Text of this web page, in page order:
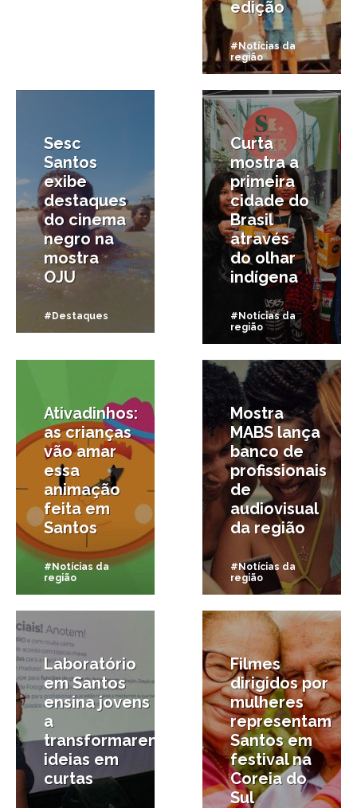
edição
#Notícias da
região
Sesc
Santos
exibe
destaques
do cinema
negro na
mostra
OJU
#Destaques
30/08/2025
Curta
mostra a
primeira
cidade do
Brasil
através
do olhar
indígena
#Notícias da
região
Ativadinhos:
as crianças
vão amar
essa
animação
feita em
Santos
#Notícias da
região
22/08/2025
Mostra
MABS lança
banco de
profissionais
de
audiovisual
da região
#Notícias da
região
14/08/2025
Laboratório
em Santos
ensina jovens
a
transformarem
ideias em
curtas
6/08/2025
Filmes
dirigidos por
mulheres
representam
Santos em
festival na
Coreia do
Sul